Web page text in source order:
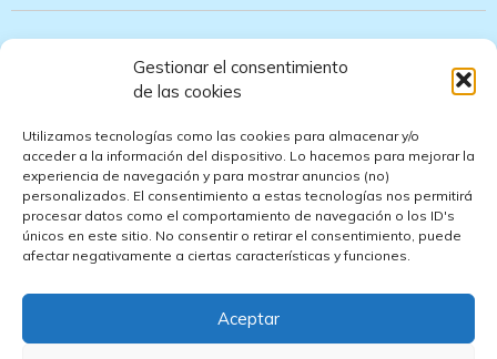
Gestionar el consentimiento
de las cookies
Utilizamos tecnologías como las cookies para almacenar y/o
acceder a la información del dispositivo. Lo hacemos para mejorar la
experiencia de navegación y para mostrar anuncios (no)
personalizados. El consentimiento a estas tecnologías nos permitirá
procesar datos como el comportamiento de navegación o los ID's
únicos en este sitio. No consentir o retirar el consentimiento, puede
afectar negativamente a ciertas características y funciones.
Aceptar
Canal denuncias trabajadores
Aviso legal
Politica de cookies
Politica de ventas
Politica de confidencialidad